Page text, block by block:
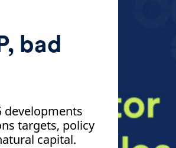
bad
developments
targets, policy
capital.